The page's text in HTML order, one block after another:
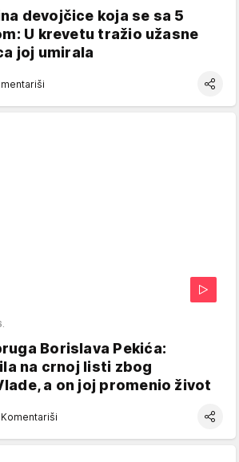
devojčice koja se sa 5
U krevetu tražio užasne
joj umirala
Borislava Pekića:
na crnoj listi zbog
a on joj promenio život
Komentariši